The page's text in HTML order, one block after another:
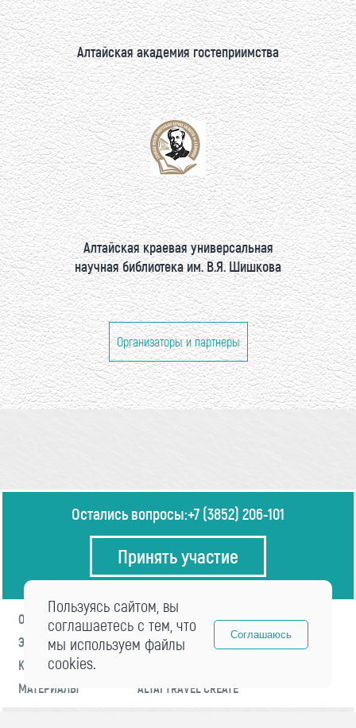
Алтайская академия гостеприимства
Алтайская краевая универсальная
научная библиотека им. В.Я. Шишкова
Организаторы и партнеры
Остались вопросы:+7 (3852) 206-101
Принять участие
О ФОРУМЕ
ПРОГРАММА
ЭКСПЕРТЫ
НОВОСТИ
КОНТАКТЫ
МАТЕРИАЛЫ
ALTAI TRAVEL CREATE
Пользуясь сайтом, вы
соглашаетесь с тем, что
мы используем файлы
cookies.
Соглашаюсь